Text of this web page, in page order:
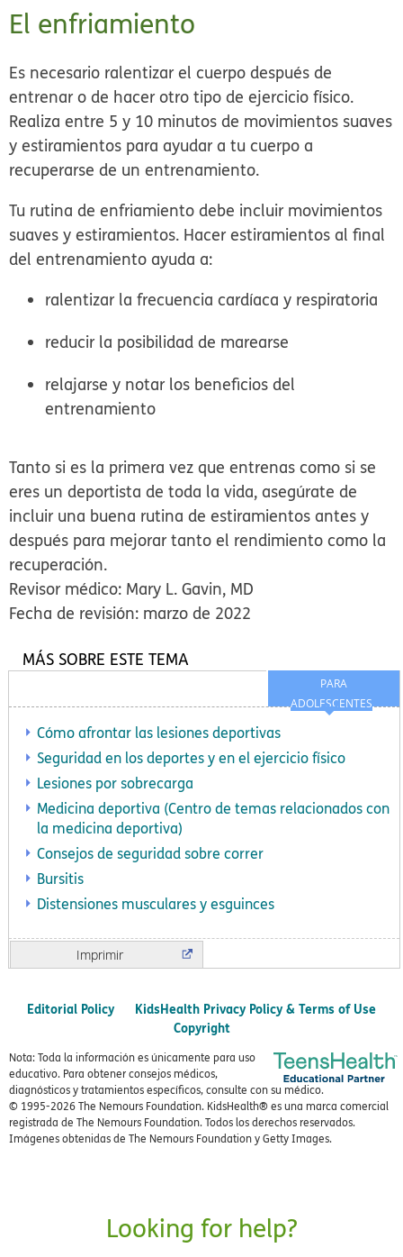
El enfriamiento
Es necesario ralentizar el cuerpo después de
entrenar o de hacer otro tipo de ejercicio físico.
Realiza entre 5 y 10 minutos de movimientos suaves
y estiramientos para ayudar a tu cuerpo a
recuperarse de un entrenamiento.
Tu rutina de enfriamiento debe incluir movimientos
suaves y estiramientos. Hacer estiramientos al final
del entrenamiento ayuda a:
ralentizar la frecuencia cardíaca y respiratoria
reducir la posibilidad de marearse
relajarse y notar los beneficios del
entrenamiento
Tanto si es la primera vez que entrenas como si se
eres un deportista de toda la vida, asegúrate de
incluir una buena rutina de estiramientos antes y
después para mejorar tanto el rendimiento como la
recuperación.
Revisor médico: Mary L. Gavin, MD
Fecha de revisión: marzo de 2022
PARA
ADOLESCENTES
MÁS SOBRE ESTE TEMA
Cómo afrontar las lesiones deportivas
Seguridad en los deportes y en el ejercicio físico
Lesiones por sobrecarga
Medicina deportiva (Centro de temas relacionados con
la medicina deportiva)
Consejos de seguridad sobre correr
Bursitis
Distensiones musculares y esguinces
Imprimir
Editorial Policy
KidsHealth Privacy Policy & Terms of Use
Copyright
Nota: Toda la información es únicamente para uso
educativo. Para obtener consejos médicos,
diagnósticos y tratamientos específicos, consulte con su médico.
© 1995-2026 The Nemours Foundation. KidsHealth® es una marca comercial
registrada de The Nemours Foundation. Todos los derechos reservados.
Imágenes obtenidas de The Nemours Foundation y Getty Images.
Looking for help?